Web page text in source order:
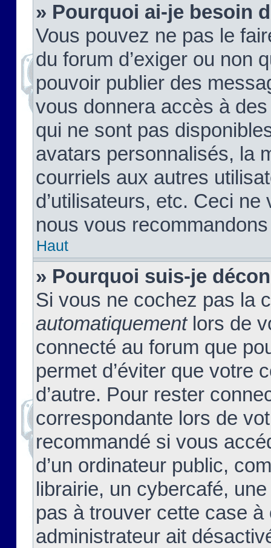
» Pourquoi ai-je besoin
Vous pouvez ne pas le
du forum d’exiger ou non
pouvoir publier des
vous donnera accès à
qui ne sont pas
avatars personnalisés, la
courriels aux autres
d’utilisateurs, etc. Ceci
nous vous
Haut
» Pourquoi suis-je
Si vous ne cochez pas la
automatiquementlors de
connecté au forum que
permet d’éviter que votre
d’autre. Pour rester
correspondante lors de
recommandé si vous
d’un ordinateur public,
librairie, un cybercafé,
pas à trouver cette case à
administrateur ait